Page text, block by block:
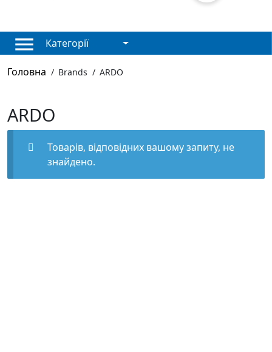
Категорії
Головна / Brands / ARDO
ARDO
Товарів, відповідних вашому запиту, не
знайдено.